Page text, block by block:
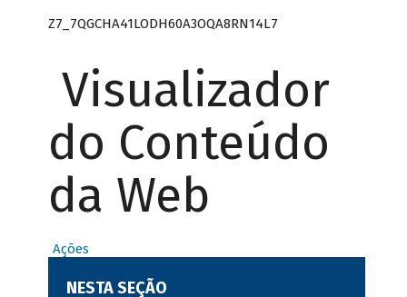
Z7_7QGCHA41LODH60A3OQA8RN14L7
Visualizador
do Conteúdo
da Web
Ações
NESTA SEÇÃO